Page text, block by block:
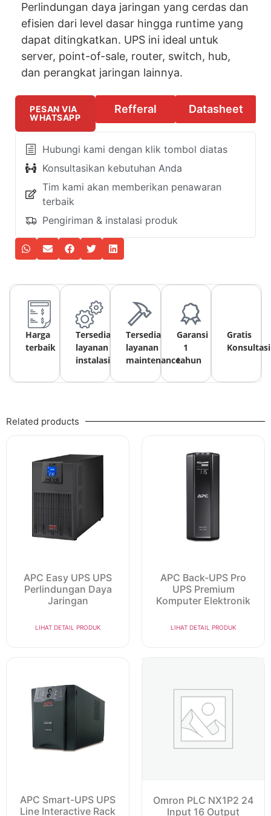
Perlindungan daya jaringan yang cerdas dan
efisien dari level dasar hingga runtime yang
dapat ditingkatkan. UPS ini ideal untuk
server, point-of-sale, router, switch, hub,
dan perangkat jaringan lainnya.
PESAN VIA
WHATSAPP
Refferal Datasheet
Hubungi kami dengan klik tombol diatas
Konsultasikan kebutuhan Anda
Tim kami akan memberikan penawaran
terbaik
Pengiriman & instalasi produk
Harga
terbaik
Tersedia
layanan
instalasi
Tersedia
layanan
maintenance
Garansi
1
tahun
Gratis
Konsultasi
Related products
APC Easy UPS UPS
Perlindungan Daya
Jaringan
LIHAT DETAIL PRODUK
APC Back-UPS Pro
UPS Premium
Komputer Elektronik
LIHAT DETAIL PRODUK
APC Smart-UPS UPS
Line Interactive Rack
Omron PLC NX1P2 24
Input 16 Output